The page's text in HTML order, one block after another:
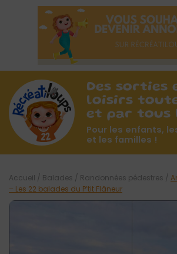
Des sorties
loisirs
et par tous
Pour les enfants,
et les familles !
Accueil / Balades / Randonnées pédestres /
– Les 22 balades du P’tit Flâneur